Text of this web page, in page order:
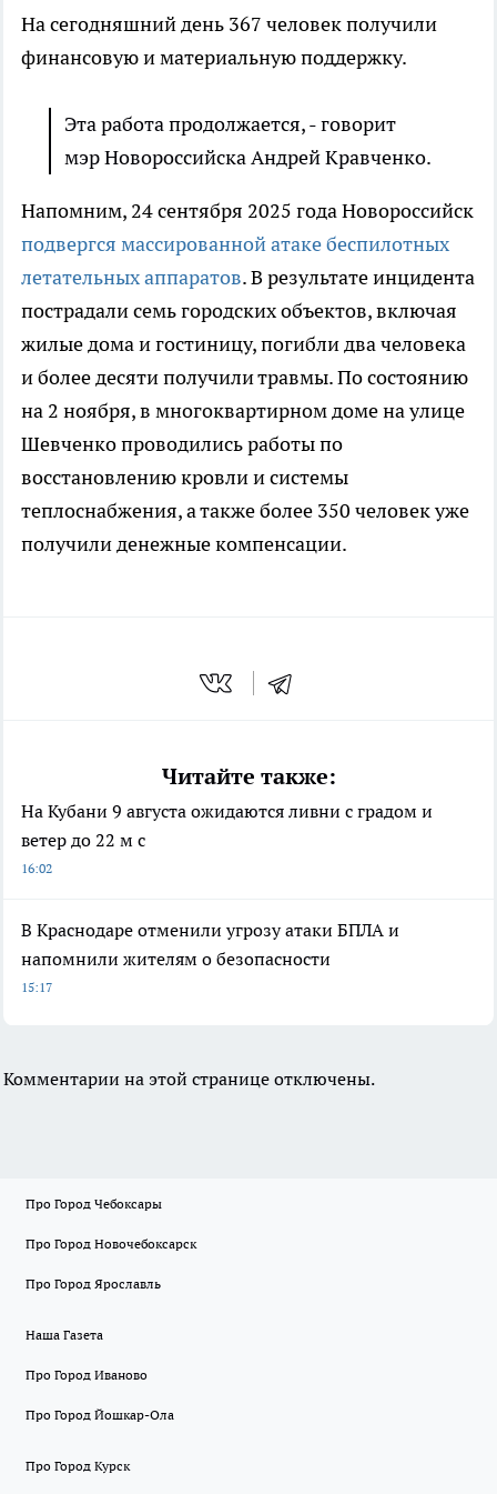
На сегодняшний день 367 человек получили
финансовую и материальную поддержку.
Эта работа продолжается, - говорит
мэр Новороссийска Андрей Кравченко.
Напомним, 24 сентября 2025 года Новороссийск
подвергся массированной атаке беспилотных
летательных аппаратов. В результате инцидента
пострадали семь городских объектов, включая
жилые дома и гостиницу, погибли два человека
и более десяти получили травмы. По состоянию
на 2 ноября, в многоквартирном доме на улице
Шевченко проводились работы по
восстановлению кровли и системы
теплоснабжения, а также более 350 человек уже
получили денежные компенсации.
Читайте также:
На Кубани 9 августа ожидаются ливни с градом и
ветер до 22 м с
16:02
В Краснодаре отменили угрозу атаки БПЛА и
напомнили жителям о безопасности
15:17
Комментарии на этой странице отключены.
Про Город Чебоксары
Про Город Новочебоксарск
Про Город Ярославль
Наша Газета
Про Город Иваново
Про Город Йошкар-Ола
Про Город Курск